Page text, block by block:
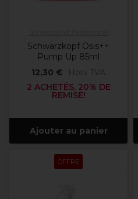
Schwarzkopf Osis++
Pump Up 85ml
12,30 €
Hors TVA
2 ACHETÉS, 20% DE
REMISE!
Ajouter au panier
OFFRE